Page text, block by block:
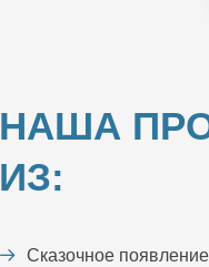
НАША
ИЗ:
Сказочное